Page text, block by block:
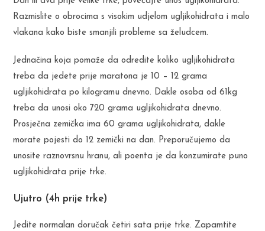
Razmislite o obrocima s visokim udjelom ugljikohidrata i malo
vlakana kako biste smanjili probleme sa želudcem.
Jednačina koja pomaže da odredite koliko ugljikohidrata
treba da jedete prije maratona je 10 – 12 grama
ugljikohidrata po kilogramu dnevno. Dakle osoba od 61kg
treba da unosi oko 720 grama ugljikohidrata dnevno.
Prosječna zemička ima 60 grama ugljikohidrata, dakle
morate pojesti do 12 zemički na dan. Preporučujemo da
unosite raznovrsnu hranu, ali poenta je da konzumirate puno
ugljikohidrata prije trke.
Ujutro (4h prije trke)
Jedite normalan doručak četiri sata prije trke. Zapamtite